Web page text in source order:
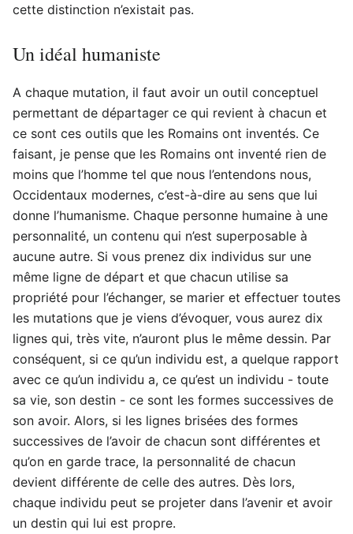
cette distinction n’existait pas.
Un idéal humaniste
A chaque mutation, il faut avoir un outil conceptuel
permettant de départager ce qui revient à chacun et
ce sont ces outils que les Romains ont inventés. Ce
faisant, je pense que les Romains ont inventé rien de
moins que l’homme tel que nous l’entendons nous,
Occidentaux modernes, c’est-à-dire au sens que lui
donne l’humanisme. Chaque personne humaine à une
personnalité, un contenu qui n’est superposable à
aucune autre. Si vous prenez dix individus sur une
même ligne de départ et que chacun utilise sa
propriété pour l’échanger, se marier et effectuer toutes
les mutations que je viens d’évoquer, vous aurez dix
lignes qui, très vite, n’auront plus le même dessin. Par
conséquent, si ce qu’un individu est, a quelque rapport
avec ce qu’un individu a, ce qu’est un individu - toute
sa vie, son destin - ce sont les formes successives de
son avoir. Alors, si les lignes brisées des formes
successives de l’avoir de chacun sont différentes et
qu’on en garde trace, la personnalité de chacun
devient différente de celle des autres. Dès lors,
chaque individu peut se projeter dans l’avenir et avoir
un destin qui lui est propre.